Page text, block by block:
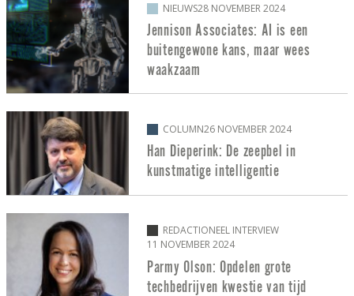
NIEUWS28 NOVEMBER 2024
Jennison Associates: AI is een
buitengewone kans, maar wees
waakzaam
COLUMN26 NOVEMBER 2024
Han Dieperink: De zeepbel in
kunstmatige intelligentie
REDACTIONEEL INTERVIEW
11 NOVEMBER 2024
Parmy Olson: Opdelen grote
techbedrijven kwestie van tijd